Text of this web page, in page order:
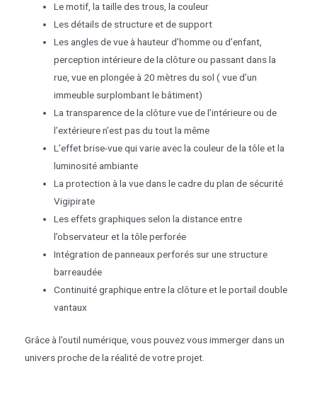
Le motif, la taille des trous, la couleur
Les détails de structure et de support
Les angles de vue à hauteur d’homme ou d’enfant,
perception intérieure de la clôture ou passant dans la
rue, vue en plongée à 20 mètres du sol ( vue d’un
immeuble surplombant le bâtiment)
La transparence de la clôture vue de l’intérieure ou de
l’extérieure n’est pas du tout la même
L’effet brise-vue qui varie avec la couleur de la tôle et la
luminosité ambiante
La protection à la vue dans le cadre du plan de sécurité
Vigipirate
Les effets graphiques selon la distance entre
l’observateur et la tôle perforée
Intégration de panneaux perforés sur une structure
barreaudée
Continuité graphique entre la clôture et le portail double
vantaux
Grâce à l’outil numérique, vous pouvez vous immerger dans un
univers proche de la réalité de votre projet.